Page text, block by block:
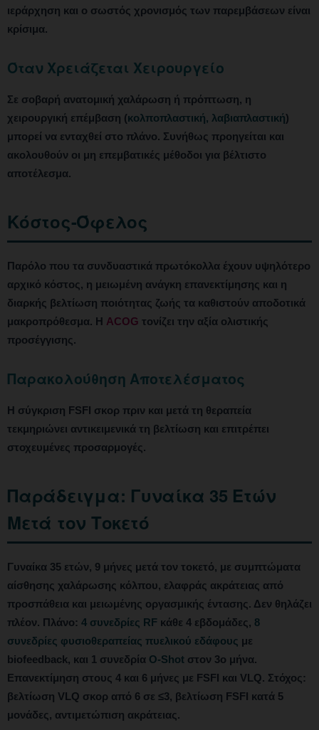
ιεράρχηση και ο σωστός χρονισμός των παρεμβάσεων είναι
κρίσιμα.
Όταν Χρειάζεται Χειρουργείο
Σε σοβαρή ανατομική χαλάρωση ή πρόπτωση, η
χειρουργική επέμβαση (κολποπλαστική, λαβιαπλαστική)
μπορεί να ενταχθεί στο πλάνο. Συνήθως προηγείται και
ακολουθούν οι μη επεμβατικές μέθοδοι για βέλτιστο
αποτέλεσμα.
Κόστος-Όφελος
Παρόλο που τα συνδυαστικά πρωτόκολλα έχουν υψηλότερο
αρχικό κόστος, η μειωμένη ανάγκη επανεκτίμησης και η
διαρκής βελτίωση ποιότητας ζωής τα καθιστούν αποδοτικά
μακροπρόθεσμα. Η ACOG τονίζει την αξία ολιστικής
προσέγγισης.
Παρακολούθηση Αποτελέσματος
Η σύγκριση FSFI σκορ πριν και μετά τη θεραπεία
τεκμηριώνει αντικειμενικά τη βελτίωση και επιτρέπει
στοχευμένες προσαρμογές.
Παράδειγμα: Γυναίκα 35 Ετών
Μετά τον Τοκετό
Γυναίκα 35 ετών, 9 μήνες μετά τον τοκετό, με συμπτώματα
αίσθησης χαλάρωσης κόλπου, ελαφράς ακράτειας από
προσπάθεια και μειωμένης οργασμικής έντασης. Δεν θηλάζει
πλέον. Πλάνο: 4 συνεδρίες RF κάθε 4 εβδομάδες, 8
συνεδρίες φυσιοθεραπείας πυελικού εδάφους με
biofeedback, και 1 συνεδρία O-Shot στον 3ο μήνα.
Επανεκτίμηση στους 4 και 6 μήνες με FSFI και VLQ. Στόχος:
βελτίωση VLQ σκορ από 6 σε ≤3, βελτίωση FSFI κατά 5
μονάδες, αντιμετώπιση ακράτειας.